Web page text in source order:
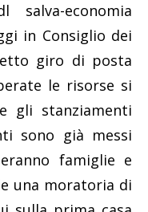
economia
in Consiglio dei
giro di posta
le risorse si
gli stanziamenti
sono già messi
famiglie e
una moratoria di